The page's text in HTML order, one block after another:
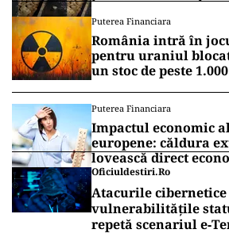
Puterea Financiara
România intră în
pentru uraniul
un stoc de peste
Puterea Financiara
Impactul economic
europene: căldura
lovească direct
Oficiuldestiri.ro
Atacurile
vulnerabilitățile
repetă scenariul